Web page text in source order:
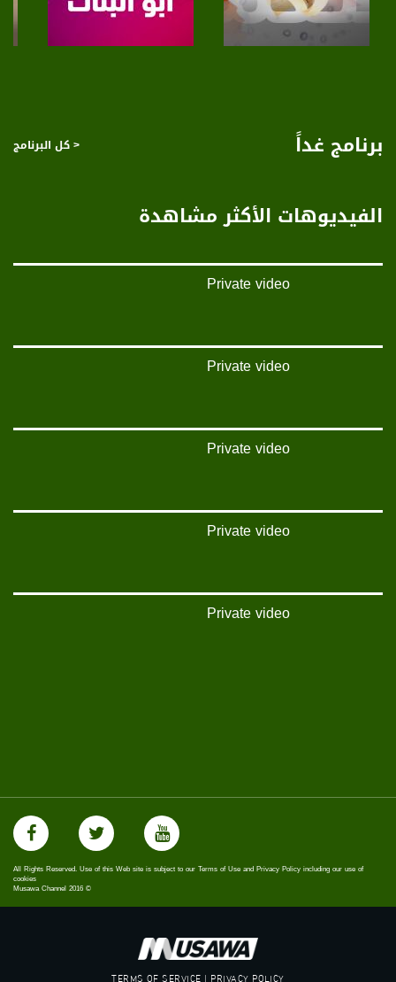
برنامج غداً < كل البرنامج
الفيديوهات الأكثر مشاهدة
Private video
Private video
Private video
Private video
Private video
All Rights Reserved. Use of this Web site is subject to our Terms of Use and Privacy Policy including our use of
cookies
©
2016
TERMS OF SERVICE | PRIVACY POLICY